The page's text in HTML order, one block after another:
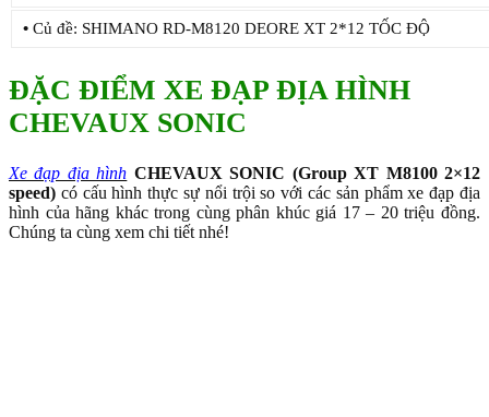
• Củ đề: SHIMANO RD-M8120 DEORE XT 2*12 TỐC ĐỘ
ĐẶC ĐIỂM XE ĐẠP ĐỊA HÌNH
CHEVAUX SONIC
Xe đạp địa hình CHEVAUX SONIC (Group XT M8100 2×12
speed) có cấu hình thực sự nổi trội so với các sản phẩm xe đạp địa
hình của hãng khác trong cùng phân khúc giá 17 – 20 triệu đồng.
Chúng ta cùng xem chi tiết nhé!